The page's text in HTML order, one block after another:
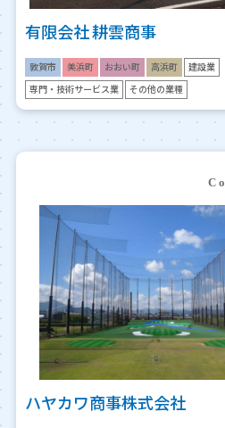
有限会社 耕雲商事
敦賀市 美浜町 おおい町 高浜町 建設業
専門・技術サービス業 その他の業種
ハヤカワ商事株式会社